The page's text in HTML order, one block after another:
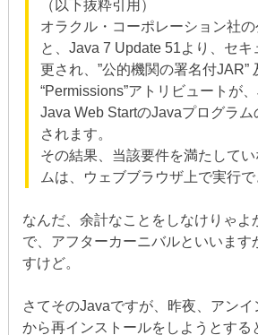
（以下抜粋引用）
オラクル・コーポレーション社
と、Java 7 Update 51より、セ
更され、”公的機関の署名付JAR”
“Permissions”アトリビュートが
Java Web StartのJavaプログラ
されます。
その結果、当該要件を満たして
ムは、ウェブブラウザ上で実行で
なんだ、余計なことをしなけりゃよ
で、アフターカーニバルといいます
すけど。
さてそのJavaですが、昨夜、アンイ
から再インストールをしようとする